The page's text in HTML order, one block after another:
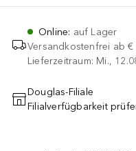
Online: auf Lager
Versandkostenfrei ab €
Lieferzeitraum: Mi.,
IN
Douglas-Filiale
Filialverfügbarkeit